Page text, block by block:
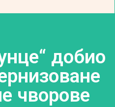
добио
чворове